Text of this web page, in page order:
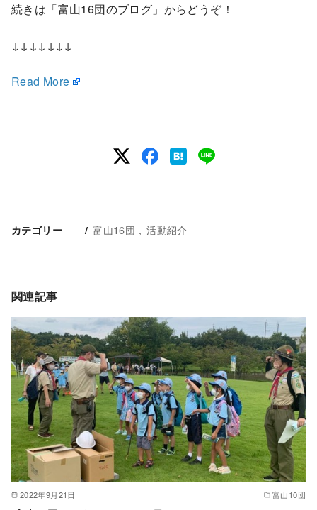
続きは「富山16団のブログ」からどうぞ！
↓↓↓↓↓↓↓
Read More
カテゴリー 富山16団 活動紹介
関連記事
2022年9月21日 富山10団